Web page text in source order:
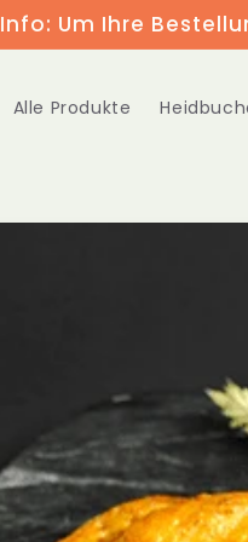
Info: Um Ihre
Alle Produkte